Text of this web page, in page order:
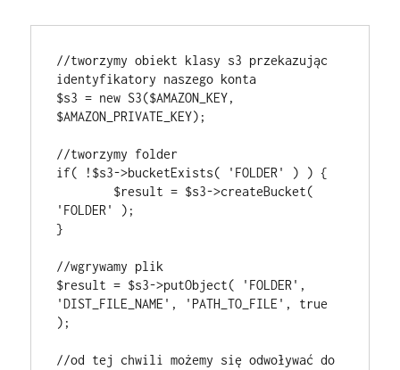
//tworzymy obiekt klasy s3 przekazując
identyfikatory naszego konta
$s3 = new S3($AMAZON_KEY,
$AMAZON_PRIVATE_KEY);
//tworzymy folder
if( !$s3->bucketExists( 'FOLDER' ) ) {
'FOLDER' );
}
//wgrywamy plik
$result = $s3->putObject( 'FOLDER',
'DIST_FILE_NAME', 'PATH_TO_FILE', true
);
//od tej chwili możemy się odwoływać do